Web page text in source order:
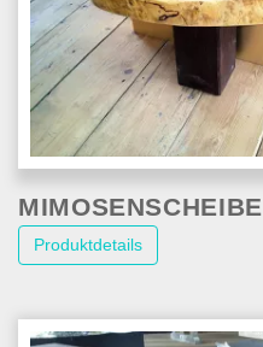
MIMOSENSCHEIBE
Produktdetails